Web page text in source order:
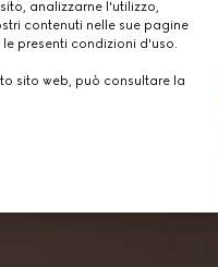
analizzarne l'utilizzo,
contenuti nelle sue pagine
presenti condizioni d'uso.
sito web, può consultare la